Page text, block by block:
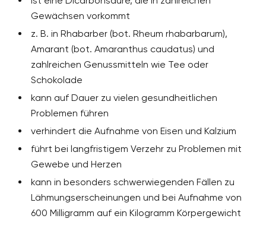
Gewächsen vorkommt
z. B. in Rhabarber (bot. Rheum rhabarbarum),
Amarant (bot. Amaranthus caudatus) und
zahlreichen Genussmitteln wie Tee oder
Schokolade
kann auf Dauer zu vielen gesundheitlichen
Problemen führen
verhindert die Aufnahme von Eisen und Kalzium
führt bei langfristigem Verzehr zu Problemen mit
Gewebe und Herzen
kann in besonders schwerwiegenden Fällen zu
Lähmungserscheinungen und bei Aufnahme von
600 Milligramm auf ein Kilogramm Körpergewicht